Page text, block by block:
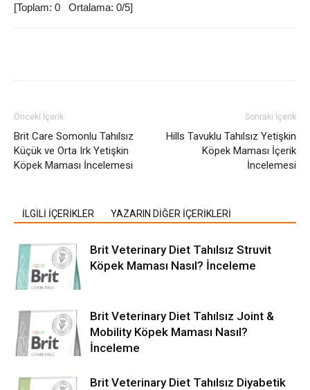
[Toplam: 0 Ortalama: 0/5]
Önceki İçerik
Brit Care Somonlu Tahılsız
Küçük ve Orta Irk Yetişkin
Köpek Maması İncelemesi
Sonraki İçerik
Hills Tavuklu Tahılsız Yetişkin
Köpek Maması İçerik
İncelemesi
İLGİLİ İÇERİKLER YAZARIN DİĞER İÇERİKLERİ
Brit Veterinary Diet Tahılsız Struvit
Köpek Maması Nasıl? İnceleme
Brit Veterinary Diet Tahılsız Joint &
Mobility Köpek Maması Nasıl?
İnceleme
Brit Veterinary Diet Tahılsız Diyabetik